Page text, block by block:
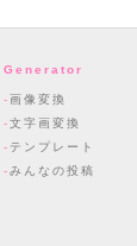
Generator
画像変換
文字画変換
テンプレート
みんなの投稿